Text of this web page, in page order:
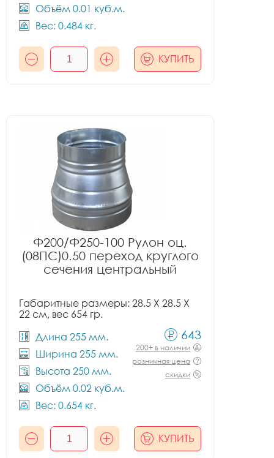
Объём 0.01 куб.м.
Вес: 0.484 кг.
КУПИТЬ
Ф200/Ф250-100 Рулон оц.
(08ПС)0.50 переход круглого
сечения центральный
Габаритные размеры: 28.5 X 28.5 X
22 см, вес 654 гр.
Длина 255 мм.
Ширина 255 мм.
Высота 250 мм.
Объём 0.02 куб.м.
Вес: 0.654 кг.
643
200+ в наличии
розничная цена
скидки
КУПИТЬ